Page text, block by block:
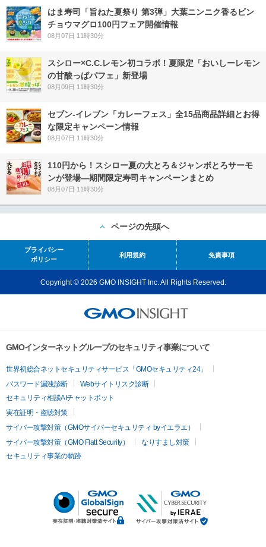
はま寿司「旨ねた夏祭り 第3弾」大葉ニンニク香るビン
チョウマグロ100円フェア開催情報
08月07日 11時30分
スシロー×C.C.レモン初コラボ！夏限定「おいしーレモン
の甘酸っぱパフェ」新登場
08月09日 11時30分
セブン‐イレブン「カレーフェス」全15品商品詳細とお得
な限定キャンペーン情報
08月07日 11時30分
110円から！スシロー夏の大とろ＆ジャンボとろサーモ
ンが登場―期間限定寿司キャンペーンまとめ
08月07日 11時30分
ページの先頭へ
プライバシー
ポリシー
利用規約 免責事項
Copyright © 2026 GMO INSIGHT Inc. All Rights Reserved.
GMOインターネットグループのセキュリティ事業について
世界初総合ネットセキュリティサービス「GMOセキュリティ24」
パスワード漏洩診断
Webサイトリスク診断
セキュリティ相談AIチャットボット
実在証明・盗聴対策
サイバー攻撃対策（GMOサイバーセキュリティ byイエラエ）
サイバー攻撃対策（GMO Flatt Security）
なりすまし対策
セキュリティ事業の軌跡